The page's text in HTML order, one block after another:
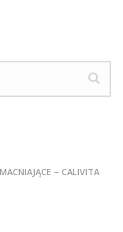
– CALIVITA